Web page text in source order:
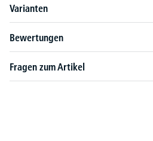
Varianten
Bewertungen
Fragen zum Artikel